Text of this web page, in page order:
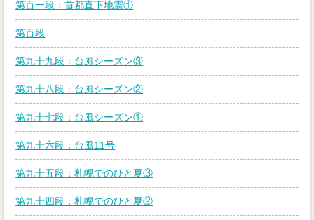
第百一段：首都直下地震①
第百段
第九十九段：台風シーズン③
第九十八段：台風シーズン②
第九十七段：台風シーズン①
第九十六段：台風11号
第九十五段：札幌でのひと夏③
第九十四段：札幌でのひと夏②